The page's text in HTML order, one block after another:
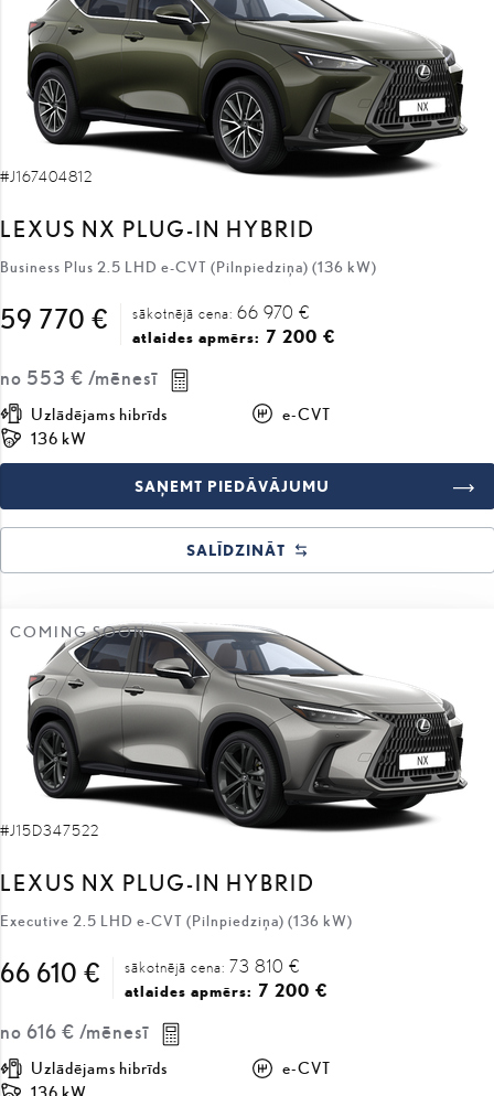
#J167404812
LEXUS NX PLUG-IN HYBRID
Business Plus 2.5 LHD e-CVT (Pilnpiedziņa) (136 kW)
59 770 € sākotnējā cena: 66 970 €
atlaides apmērs: 7 200 €
no 553 € /mēnesī
Uzlādējams hibrīds
e-CVT
136 kW
SAŅEMT PIEDĀVĀJUMU
SALĪDZINĀT
COMING SOON
#J15D347522
LEXUS NX PLUG-IN HYBRID
Executive 2.5 LHD e-CVT (Pilnpiedziņa) (136 kW)
66 610 € sākotnējā cena: 73 810 €
atlaides apmērs: 7 200 €
no 616 € /mēnesī
Uzlādējams hibrīds
e-CVT
136 kW